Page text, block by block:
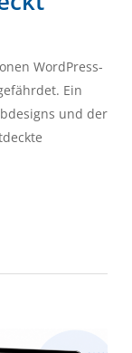
WordPress-
Ein
und der